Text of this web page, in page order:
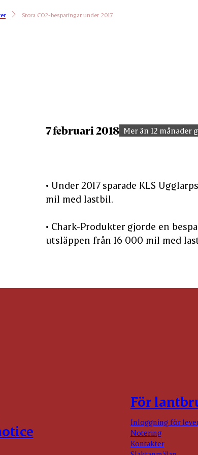
Stora CO2-besparingar under 2017
7 februari 2018 Mer än 12 månader
• Under 2017 sparade KLS
mil med lastbil.
• Chark-Produkter gjorde en
utsläppen från 16 000 mil med
För
Inloggning för
Notering
Kontakter